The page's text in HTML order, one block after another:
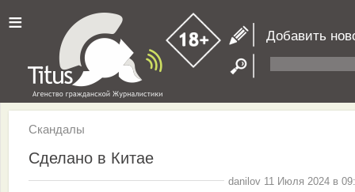
≡ Добавить
Скандалы
Сделано в Китае
danilov 11 Июля 2024 в